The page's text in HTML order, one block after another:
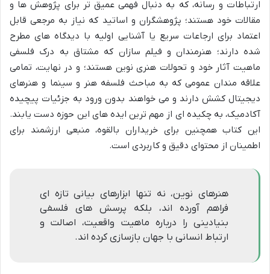
ارتباطات و رسانه، که به دنبال فهمی عمیق تر برای پژوهش ها و
مقالات خود هستند؛ پژوهشگران و اساتید که نیاز به مرجعی قابل
اعتماد برای ارجاعات سریع یا آشنایی اولیه با دیدگاه های مطرح
شده دارند؛ هنرمندان و فیلم سازان که مشتاق به درک فلسفی
ماهیت آثار خود و تحولات هنری نوین هستند؛ و در نهایت، تمامی
علاقه مندان عمومی که به مباحث فلسفه هنر و سینما و هنرهای
دیجیتال کشش دارند و می خواهند بدون ورود به جزئیات پیچیده
آکادمیک، به چکیده ای از مهم ترین ایده های این حوزه دست یابند.
این کتاب همچنین برای خریداران بالقوه، منبعی ارزشمند برای
اطمینان از محتوای دقیق و کاربردی است.
هنرهای نوین، نه تنها ابزارهای بیانی تازه ای
فراهم آورده اند، بلکه پرسش های فلسفی
بنیادینی را درباره ماهیت واقعیت، اصالت و
ارتباط انسانی با جهان بازسازی کرده اند.